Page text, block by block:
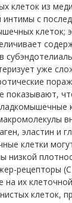
клеток из
интимы с
клеток;
уже
показывают,
эластин и
клетки
низкой
рецепторы
на их
клеток,